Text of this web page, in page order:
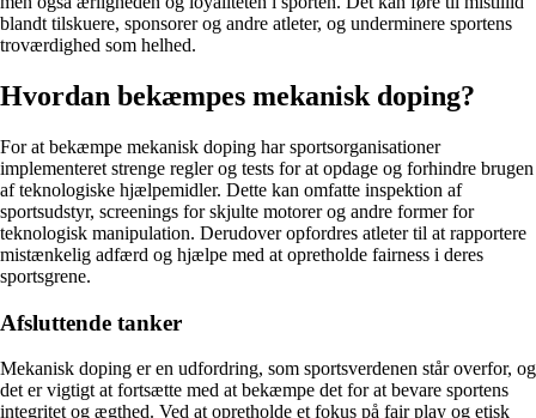
blandt tilskuere, sponsorer og andre atleter, og underminere sportens
troværdighed som helhed.
Hvordan bekæmpes mekanisk doping?
For at bekæmpe mekanisk doping har sportsorganisationer
implementeret strenge regler og tests for at opdage og forhindre brugen
af teknologiske hjælpemidler. Dette kan omfatte inspektion af
sportsudstyr, screenings for skjulte motorer og andre former for
teknologisk manipulation. Derudover opfordres atleter til at rapportere
mistænkelig adfærd og hjælpe med at opretholde fairness i deres
sportsgrene.
Afsluttende tanker
Mekanisk doping er en udfordring, som sportsverdenen står overfor, og
det er vigtigt at fortsætte med at bekæmpe det for at bevare sportens
integritet og ægthed. Ved at opretholde et fokus på fair play og etisk